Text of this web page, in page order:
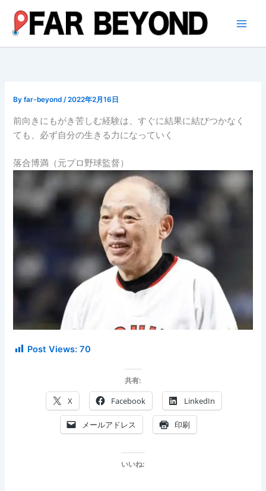
ス
Byfar-beyond/2022年2月16日
前向きにもがき苦しむ経験は、すぐに結果に結びつかなく
ても、必ず自分の生きる力になっていく
落合博満（元プロ野球監督）
Post Views: 70
共有:
X Facebook LinkedIn
メールアドレス 印刷
いいね: